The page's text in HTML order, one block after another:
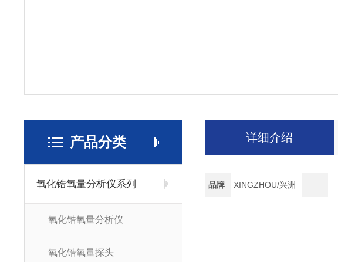
产品分类
氧化锆氧量分析仪系列
氧化锆氧量分析仪
氧化锆氧量探头
详细介绍
品牌 XINGZHOU/兴洲